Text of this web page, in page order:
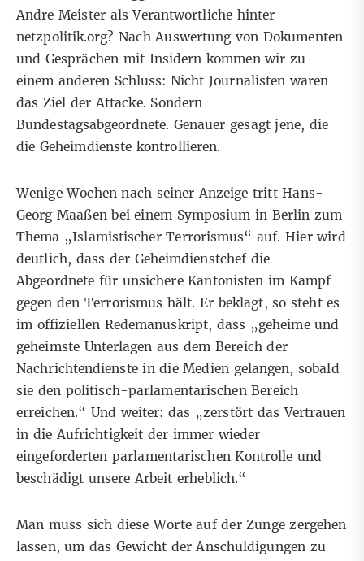
Andre Meister als Verantwortliche hinter
netzpolitik.org? Nach Auswertung von Dokumenten
und Gesprächen mit Insidern kommen wir zu
einem anderen Schluss: Nicht Journalisten waren
das Ziel der Attacke. Sondern
Bundestagsabgeordnete. Genauer gesagt jene, die
die Geheimdienste kontrollieren.
Wenige Wochen nach seiner Anzeige tritt Hans-
Georg Maaßen bei einem Symposium in Berlin zum
Thema „Islamistischer Terrorismus“ auf. Hier wird
deutlich, dass der Geheimdienstchef die
Abgeordnete für unsichere Kantonisten im Kampf
gegen den Terrorismus hält. Er beklagt, so steht es
im offiziellen Redemanuskript, dass „geheime und
geheimste Unterlagen aus dem Bereich der
Nachrichtendienste in die Medien gelangen, sobald
sie den politisch-parlamentarischen Bereich
erreichen.“ Und weiter: das „zerstört das Vertrauen
in die Aufrichtigkeit der immer wieder
eingeforderten parlamentarischen Kontrolle und
beschädigt unsere Arbeit erheblich.“
Man muss sich diese Worte auf der Zunge zergehen
lassen, um das Gewicht der Anschuldigungen zu